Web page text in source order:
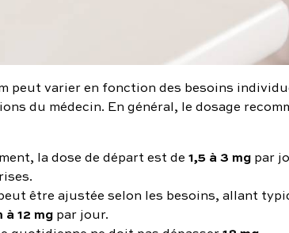
peut varier en fonction des besoins
du médecin. En général, le dosage
la dose de départ est de 1,5 à 3 mg par
être ajustée selon les besoins, allant
à 12 mg par jour.